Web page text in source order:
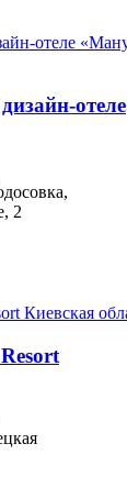
отеле
2